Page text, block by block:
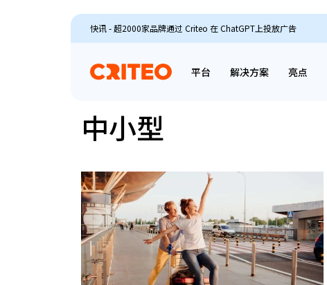
快讯 - 超2000家品牌通过 Criteo 在 ChatGPT上投放广告
平台 解决方案 亮点
中小型